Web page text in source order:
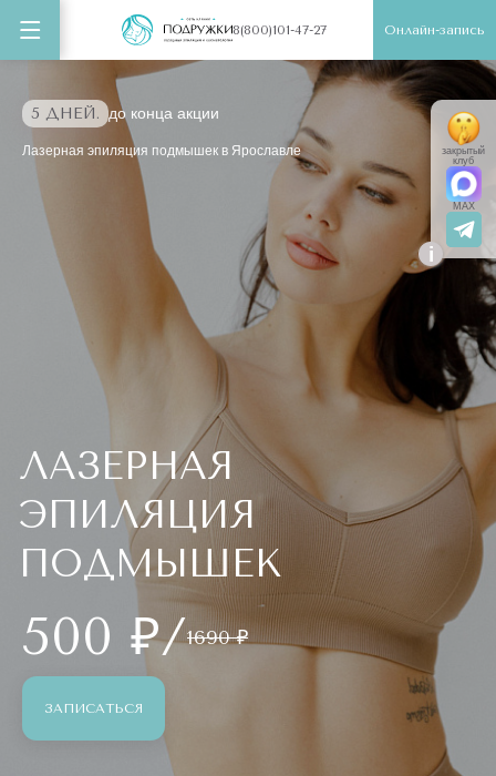
8(800)101-47-27 Онлайн-запись
5 ДНЕЙ. до конца акции
Лазерная эпиляция подмышек в Ярославле
ЛАЗЕРНАЯ
ЭПИЛЯЦИЯ
ПОДМЫШЕК
500 ₽/1690 ₽
ЗАПИСАТЬСЯ
i
закрытый
клуб
MAX